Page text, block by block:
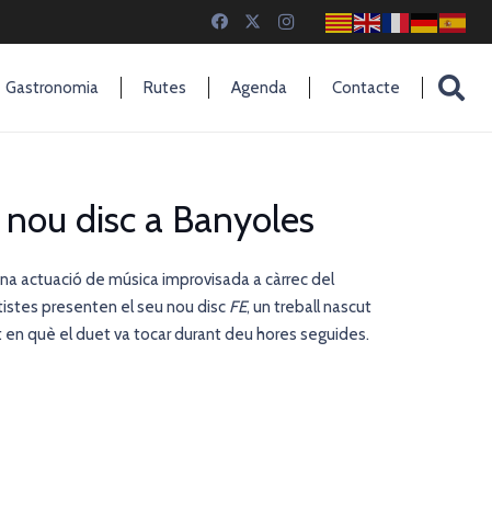
Gastronomia Rutes Agenda Contacte
disc a Banyoles
actuació de música improvisada a càrrec del
presenten el seu nou disc FE, un treball nascut
en què el duet va tocar durant deu hores seguides.